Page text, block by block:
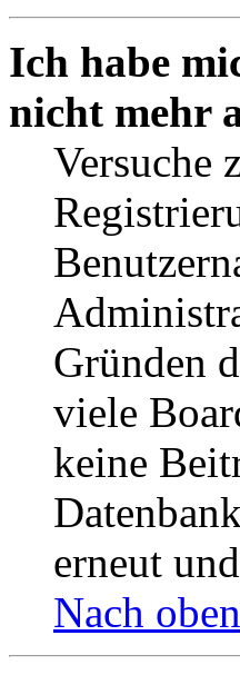
Ich habe
nicht mehr
Versuche
Gründen
viele
keine
erneut
Nach oben